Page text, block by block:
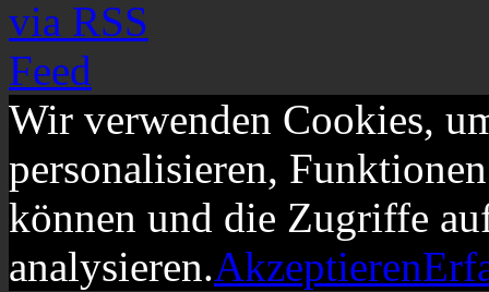
Wir verwenden Cookies,
personalisieren,
können und die Zugriffe
analysieren.Akzeptieren